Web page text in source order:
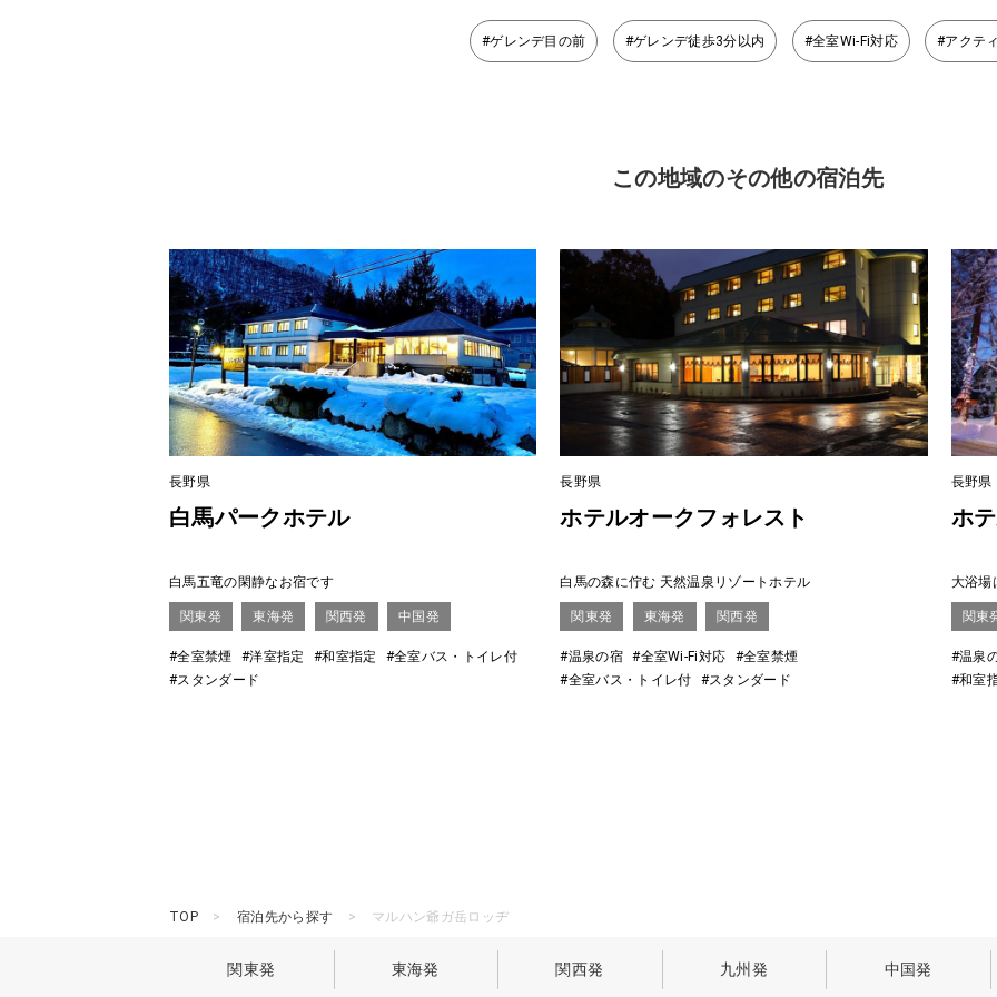
#ゲレンデ目の前 #ゲレンデ徒歩3分以内 #全室Wi-Fi対応 #アクテ
この地域のその他の宿泊先
長野県
白馬パークホテル
白馬五竜の閑静なお宿です
関東発 東海発 関西発 中国発
#全室禁煙 #洋室指定 #和室指定
#全室バス・トイレ付
#スタンダード
長野県
ホテルオークフォレスト
白馬の森に佇む 天然温泉リゾートホテル
関東発 東海発 関西発
#温泉の宿 #全室Wi-Fi対応
#全室禁煙
#全室バス・トイレ付
#スタンダード
長野県
ホ
大浴場
関東
#温泉
#和室
TOP 宿泊先から探す マルハン爺ガ岳ロッヂ
関東発 東海発 関西発 九州発 中国発